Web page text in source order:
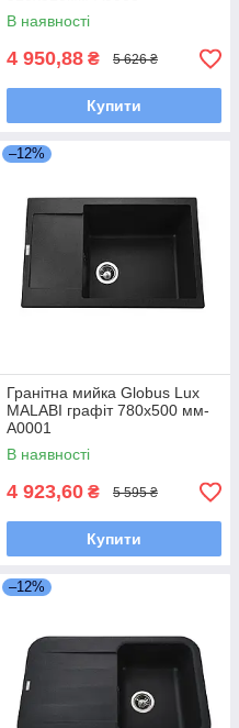
В наявності
4 950,88 ₴ 5 626 ₴
Купити
–12%
Гранітна мийка Globus Lux
MALABI графіт 780x500 мм-
А0001
В наявності
4 923,60 ₴ 5 595 ₴
Купити
–12%